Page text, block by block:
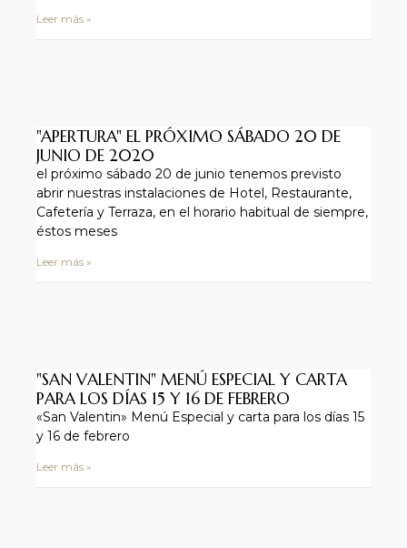
Leer más »
"APERTURA" EL PRÓXIMO SÁBADO 20 DE
JUNIO DE 2020
el próximo sábado 20 de junio tenemos previsto
abrir nuestras instalaciones de Hotel, Restaurante,
Cafetería y Terraza, en el horario habitual de siempre,
éstos meses
Leer más »
"SAN VALENTIN" MENÚ ESPECIAL Y CARTA
PARA LOS DÍAS 15 Y 16 DE FEBRERO
«San Valentin» Menú Especial y carta para los días 15
y 16 de febrero
Leer más »